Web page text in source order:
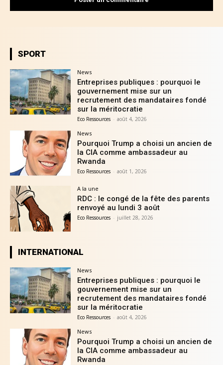
SPORT
News
Entreprises publiques : pourquoi le
gouvernement mise sur un
recrutement des mandataires fondé
sur la méritocratie
Eco Ressources - août 4, 2026
News
Pourquoi Trump a choisi un ancien de
la CIA comme ambassadeur au
Rwanda
Eco Ressources - août 1, 2026
A la une
RDC : le congé de la fête des parents
renvoyé au lundi 3 août
Eco Ressources - juillet 28, 2026
INTERNATIONAL
News
Entreprises publiques : pourquoi le
gouvernement mise sur un
recrutement des mandataires fondé
sur la méritocratie
Eco Ressources - août 4, 2026
News
Pourquoi Trump a choisi un ancien de
la CIA comme ambassadeur au
Rwanda